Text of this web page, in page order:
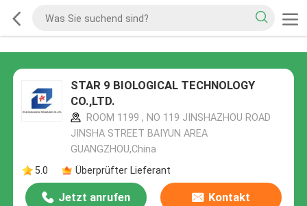
STAR 9 BIOLOGICAL TECHNOLOGY
CO.,LTD.
ROOM 1199 , NO 119 JINSHAZHOU ROAD
JINSHA STREET BAIYUN AREA
GUANGZHOU,China
5.0
Überprüfter Lieferant
Jetzt anrufen Kontakt